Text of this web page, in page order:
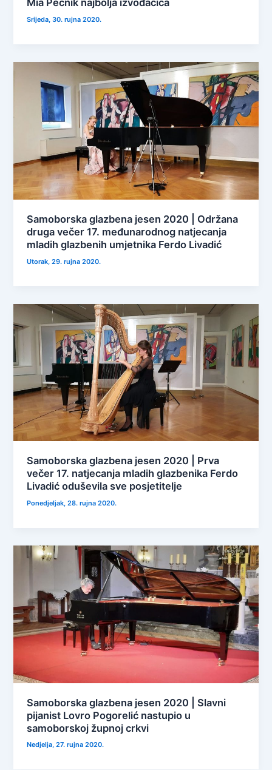
Mia Pečnik najbolja izvođačica
Srijeda, 30. rujna 2020.
Samoborska glazbena jesen 2020 | Održana
druga večer 17. međunarodnog natjecanja
mladih glazbenih umjetnika Ferdo Livadić
Utorak, 29. rujna 2020.
Samoborska glazbena jesen 2020 | Prva
večer 17. natjecanja mladih glazbenika Ferdo
Livadić oduševila sve posjetitelje
Ponedjeljak, 28. rujna 2020.
Samoborska glazbena jesen 2020 | Slavni
pijanist Lovro Pogorelić nastupio u
samoborskoj župnoj crkvi
Nedjelja, 27. rujna 2020.